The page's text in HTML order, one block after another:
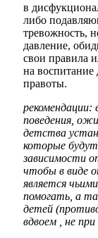
в
либо
тревожность,
давление,
свои правила
на воспитание
правоты.
рекомендации:
поведения,
детства
которые
зависимости
чтобы в виде
является
помогать, а
детей
вдвоем , не